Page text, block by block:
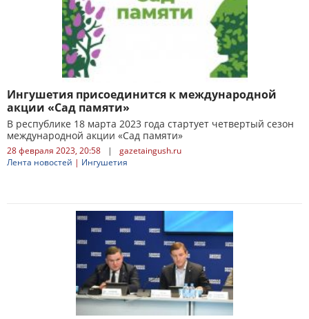
Ингушетия присоединится к международной
акции «Сад памяти»
В республике 18 марта 2023 года стартует четвертый сезон
международной акции «Сад памяти»
28 февраля 2023, 20:58 |
gazetaingush.ru
Лента новостей | Ингушетия